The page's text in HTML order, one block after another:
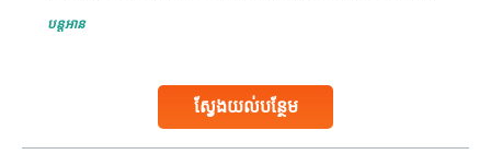
ស្វែងយល់បន្ថែម
globe are searching for treatments like angioplasty and
Studies, such as one published
បន្តអាន